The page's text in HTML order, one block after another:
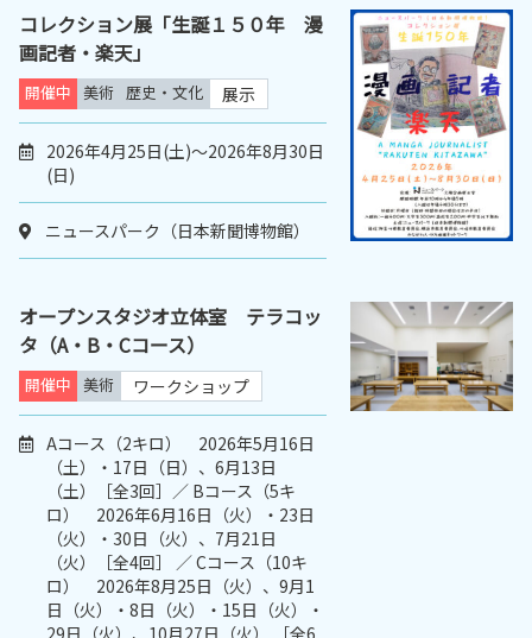
コレクション展「生誕１５０年 漫
画記者・楽天」
開催中 美術 歴史・文化 展示
2026年4月25日(土)～2026年8月30日
(日)
ニュースパーク（日本新聞博物館）
オープンスタジオ立体室 テラコッ
タ（A・B・Cコース）
開催中 美術 ワークショップ
Aコース（2キロ） 2026年5月16日
（土）・17日（日）、6月13日
（土）［全3回］／ Bコース（5キ
ロ） 2026年6月16日（火）・23日
（火）・30日（火）、7月21日
（火）［全4回］ ／ Cコース（10キ
ロ） 2026年8月25日（火）、9月1
日（火）・8日（火）・15日（火）・